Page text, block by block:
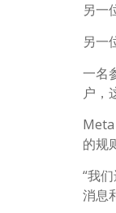
另一
另一
一名
户，
的规
“我
消息